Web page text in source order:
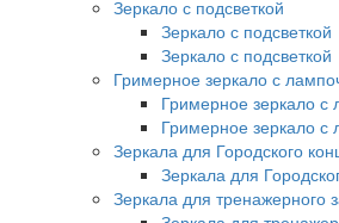
Зеркало с подсветкой
Зеркало с подсветкой
Зеркало с подсветкой
Гримерное зеркало с
Гримерное зеркало с
Гримерное зеркало с
Зеркала для Городского
Зеркала для
Зеркала для тренажерного